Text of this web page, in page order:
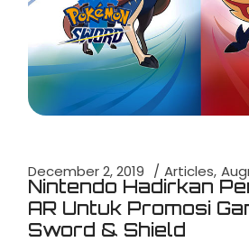
December 2, 2019 Articles
Nintendo Hadirkan
AR Untuk Promosi
Sword & Shield